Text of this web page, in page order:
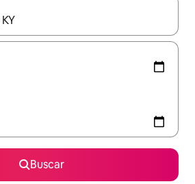
estén disponibles, navega con las
Buscar